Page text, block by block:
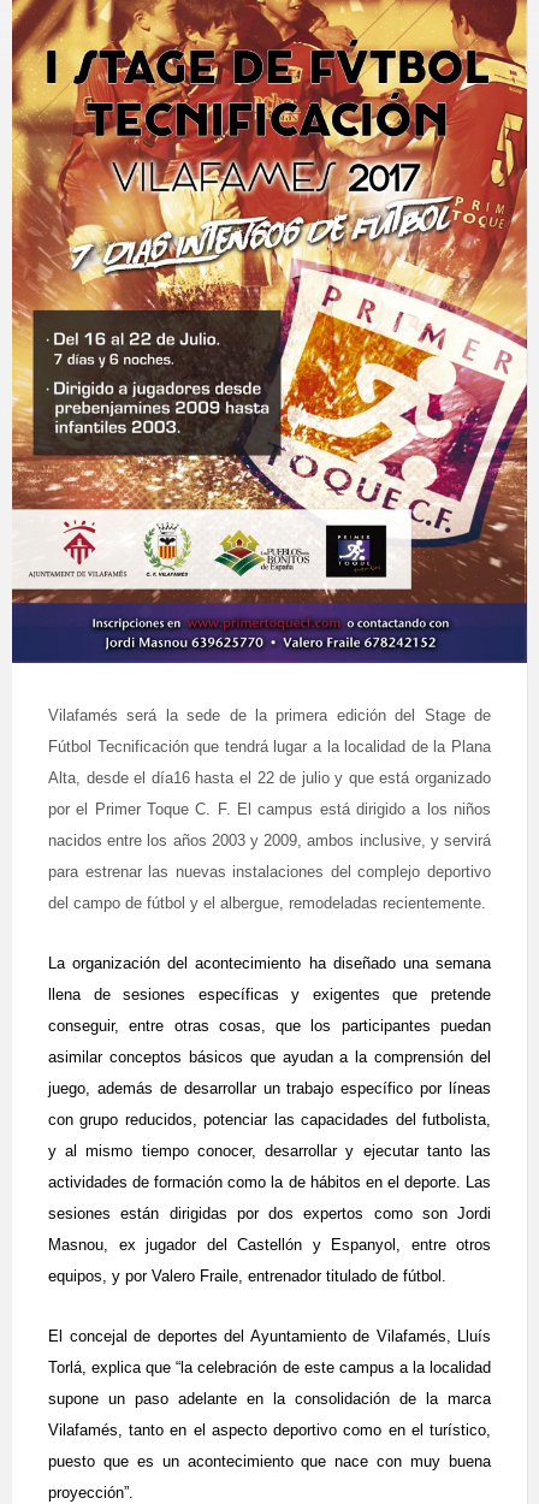
Vilafamés será la sede de la primera edición del Stage de
Fútbol Tecnificación que tendrá lugar a la localidad de la Plana
Alta, desde el día16 hasta el 22 de julio y que está organizado
por el Primer Toque C. F. El campus está dirigido a los niños
nacidos entre los años 2003 y 2009, ambos inclusive, y servirá
para estrenar las nuevas instalaciones del complejo deportivo
del campo de fútbol y el albergue, remodeladas recientemente.
La organización del acontecimiento ha diseñado una semana
llena de sesiones específicas y exigentes que pretende
conseguir, entre otras cosas, que los participantes puedan
asimilar conceptos básicos que ayudan a la comprensión del
juego, además de desarrollar un trabajo específico por líneas
con grupo reducidos, potenciar las capacidades del futbolista,
y al mismo tiempo conocer, desarrollar y ejecutar tanto las
actividades de formación como la de hábitos en el deporte. Las
sesiones están dirigidas por dos expertos como son Jordi
Masnou, ex jugador del Castellón y Espanyol, entre otros
equipos, y por Valero Fraile, entrenador titulado de fútbol.
El concejal de deportes del Ayuntamiento de Vilafamés, Lluís
Torlá, explica que “la celebración de este campus a la localidad
supone un paso adelante en la consolidación de la marca
Vilafamés, tanto en el aspecto deportivo como en el turístico,
puesto que es un acontecimiento que nace con muy buena
proyección”.